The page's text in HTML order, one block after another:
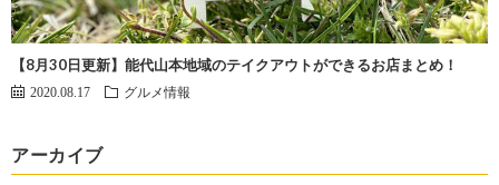
【8月30日更新】能代山本地域のテイクアウトができるお店まとめ！
2020.08.17 グルメ情報
アーカイブ